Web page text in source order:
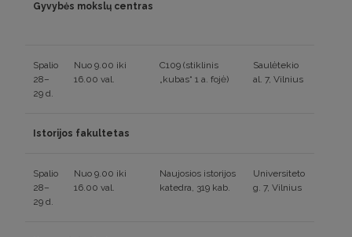
Gyvybės mokslų centras
Spalio
28–
29 d.
Nuo 9.00 iki
16.00 val.
C109 (stiklinis
„kubas“ 1 a. fojė)
Saulėtekio
al. 7, Vilnius
Istorijos fakultetas
Spalio
28–
29 d.
Nuo 9.00 iki
16.00 val.
Naujosios istorijos
katedra, 319 kab.
Universiteto
g. 7, Vilnius